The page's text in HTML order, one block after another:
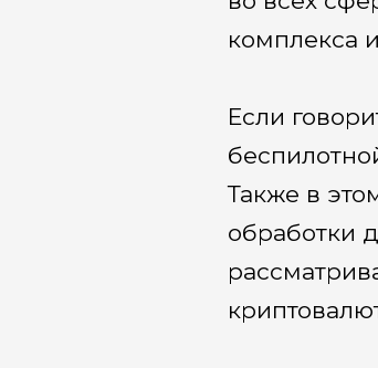
комплекса
Если
Также в
обработки